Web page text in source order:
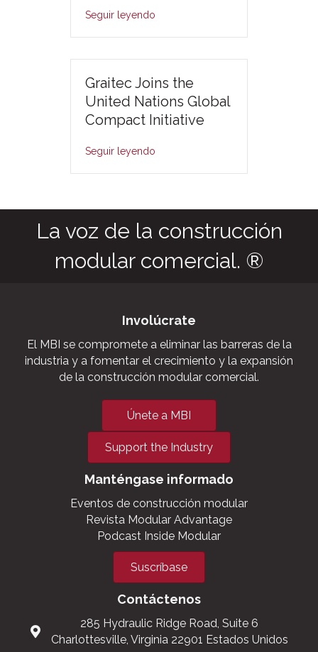
Seguir leyendo
Graitec Joins the
United Nations Global
Compact Initiative
Seguir leyendo
La voz de la construcción
modular comercial. ®
Involúcrate
El MBI se compromete a eliminar las barreras de la
industria y a fomentar el crecimiento y la expansión
de la construcción modular comercial.
Únete a MBI
Support the Industry
Manténgase informado
Eventos de construcción modular
Revista Modular Advantage
Podcast Inside Modular
Suscríbase
Contáctenos
285 Hydraulic Ridge Road, Suite 6
Charlottesville, Virginia 22901 Estados Unidos